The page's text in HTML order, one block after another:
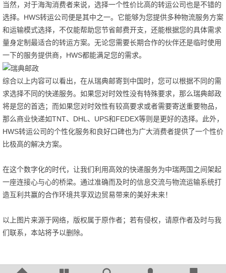
当然，对于海淘消费者来说，选择一个性价比高的转运公司也是不错的
选择。HWS转运公司便是其中之一。它能够为您提供多种物流服务方案
和运输模式选择，不仅能帮助您节省邮费开支，还能根据您的具体需求
量身定制最适合的转运方案。无论您需要长期合作的伙伴还是临时使用
一下的服务提供商，HWS都能满足您的需求。
综合以上内容可以看出，在从瑞典邮寄到中国时，您可以根据不同的需
求选择不同的快递服务。如果您对时效性没有特殊要求，那么瑞典邮政
将是您的首选；而如果您对时效性有较高要求或者需要寄送重要物品，
那么商业快递如TNT、DHL、UPS和FEDEX等则是更好的选择。此外，
HWS转运公司的个性化服务和良好口碑也为广大消费者提供了一个性价
比极高的解决方案。
在这个数字化的时代，让我们利用高效的快递服务为中瑞两国之间架起
一座连接心与心的桥梁。通过准确而及时的信息交流与物流运输系统打
造互利共赢的合作环境共享双边贸易带来的美好未来！
以上图片来源于网络，版权属于原作者；若有侵权，请原作者及时与我
们联系，本站将予以删除。